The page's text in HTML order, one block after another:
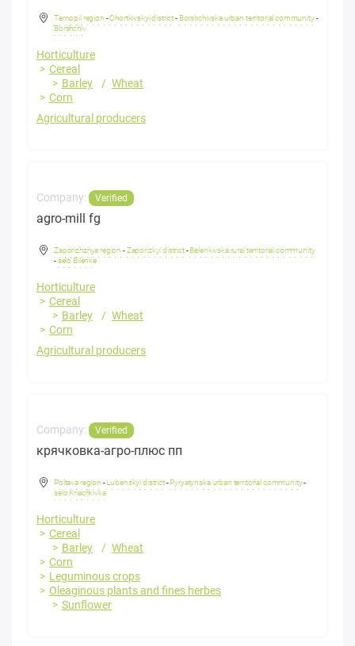
Ternopil region -Chortkivskyi district- Borshchivska urban territorial community-
Borshchiv
Horticulture
Cereal
Barley
Wheat
Corn
Agricultural producers
Company: Verified
agro-mill fg
Zaporizhzhya region -Zaporizkyi district-Belenkivska rural territorial community
-selo Bilenke
Horticulture
Cereal
Barley
Wheat
Corn
Agricultural producers
Company: Verified
крячковка-агро-плюс пп
Poltava region -Lubenskyi district-Pyryatynska urban territorial community-
selo Kriachkivka
Horticulture
Cereal
Barley
Wheat
Corn
Leguminous crops
Oleaginous plants and fines herbes
Sunflower